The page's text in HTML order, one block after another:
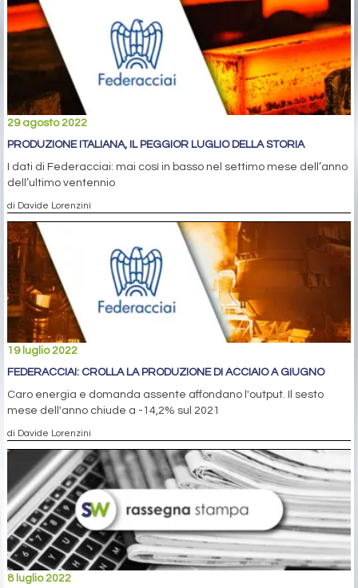
29 agosto 2022
PRODUZIONE ITALIANA, IL PEGGIOR LUGLIO DELLA STORIA
I dati di Federacciai: mai così in basso nel settimo mese dell’anno
dell’ultimo ventennio
di Davide Lorenzini
19 luglio 2022
FEDERACCIAI: CROLLA LA PRODUZIONE DI ACCIAIO A GIUGNO
Caro energia e domanda assente affondano l'output. Il sesto
mese dell'anno chiude a -14,2% sul 2021
di Davide Lorenzini
8 luglio 2022